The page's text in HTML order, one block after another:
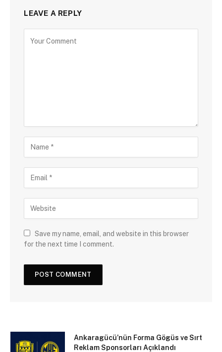
LEAVE A REPLY
Save my name, email, and website in this browser
for the next time I comment.
Ankaragücü’nün Forma Gögüs ve Sırt
Reklam Sponsorları Açıklandı